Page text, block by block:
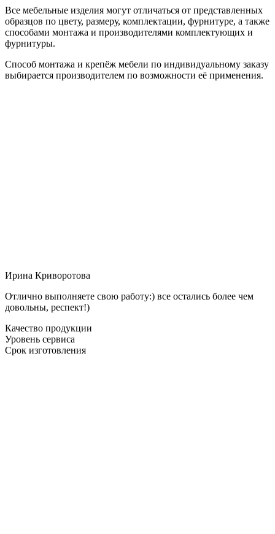
Все мебельные изделия могут отличаться от представленных
образцов по цвету, размеру, комплектации, фурнитуре, а также
способами монтажа и производителями комплектующих и
фурнитуры.
Способ монтажа и крепёж мебели по индивидуальному заказу
выбирается производителем по возможности её применения.
Ирина Криворотова
Отлично выполняете свою работу:) все остались более чем
довольны, респект!)
Качество продукции
Уровень сервиса
Срок изготовления